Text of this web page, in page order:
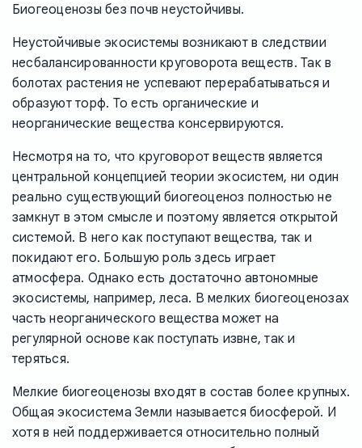
Биогеоценозы без почв неустойчивы.
Неустойчивые экосистемы возникают в следствии
несбалансированности круговорота веществ. Так в
болотах растения не успевают перерабатываться и
образуют торф. То есть органические и
неорганические вещества консервируются.
Несмотря на то, что круговорот веществ является
центральной концепцией теории экосистем, ни один
реально существующий биогеоценоз полностью не
замкнут в этом смысле и поэтому является открытой
системой. В него как поступают вещества, так и
покидают его. Большую роль здесь играет
атмосфера. Однако есть достаточно автономные
экосистемы, например, леса. В мелких биогеоценозах
часть неорганического вещества может на
регулярной основе как поступать извне, так и
теряться.
Мелкие биогеоценозы входят в состав более крупных.
Общая экосистема Земли называется биосферой. И
хотя в ней поддерживается относительно полный